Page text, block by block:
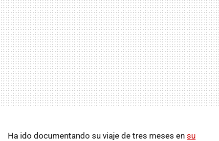
Ha ido documentando su viaje de tres meses en su